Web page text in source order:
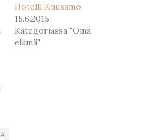
Hotelli Kuusamo
15.6.2015
Kategoriassa "Oma
elämä"